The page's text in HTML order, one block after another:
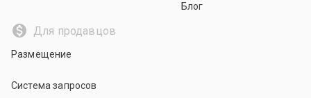
Блог
Для продавцов
Размещение
Система запросов